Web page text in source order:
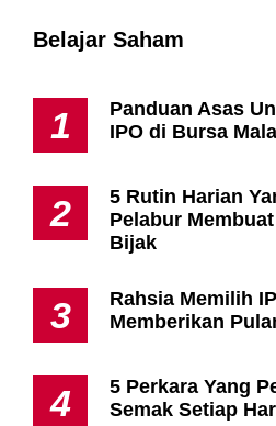
Belajar Saham
1
Panduan Asas
IPO di Bursa
2
5 Rutin Harian
Pelabur
Bijak
3
Rahsia Memilih
Memberikan
4
5 Perkara Yang
Semak Setiap